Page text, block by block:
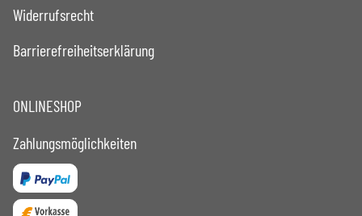
Widerrufsrecht
Barrierefreiheitserklärung
ONLINESHOP
Zahlungsmöglichkeiten